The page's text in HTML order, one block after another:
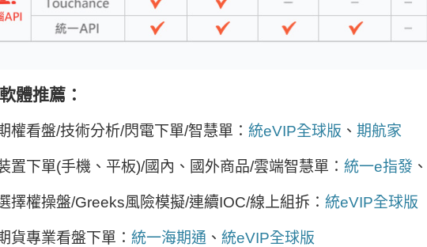
體推薦：
權看盤/技術分析/閃電下單/智慧單： 統eVIP全球版 、 期航家
置下單(手機、平板)/國內、國外商品/雲端智慧單： 統一e指發 、
擇權操盤/Greeks風險模擬/連續IOC/線上組拆： 統eVIP全球版
貨專業看盤下單： 統一海期通 、 統eVIP全球版